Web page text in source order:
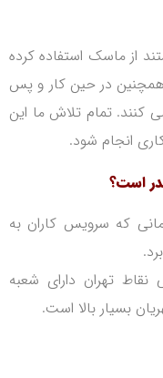
از ماسک استفاده کرده
همچنین در حین کار و پس
کنند. تمام تلاش ما این
انجام شود.
است؟
که سرویس کاران به
تهران دارای شعبه
بسیار بالا است.